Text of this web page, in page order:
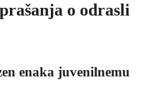
o odrasli
enaka juvenilnemu